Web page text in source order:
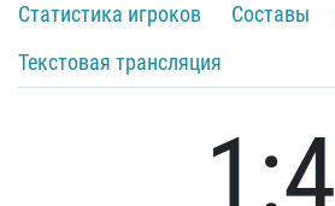
Статистика игроков
Составы
Текстовая трансляция
1:4